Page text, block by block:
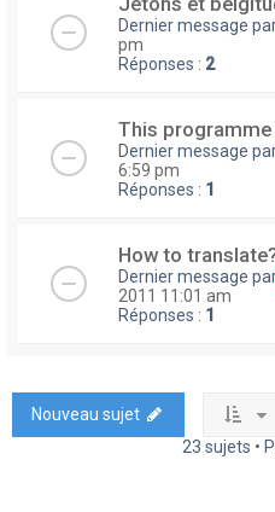
Dernier message
pm
Réponses : 2
This
Dernier message
6:59 pm
Réponses : 1
How to
Dernier message
2011 11:01 am
Réponses : 1
Nouveau sujet
23 sujets •